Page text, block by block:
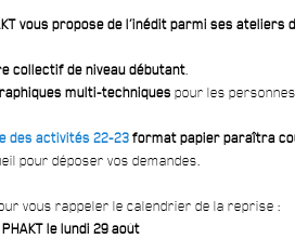
vous propose de l’inédit parmi ses ateliers
collectif de niveau débutant.
multi-techniques pour les
des activités 22-23format papier paraîtra
pour déposer vos demandes.
vous rappeler le calendrier de la reprise :
le lundi 29 août